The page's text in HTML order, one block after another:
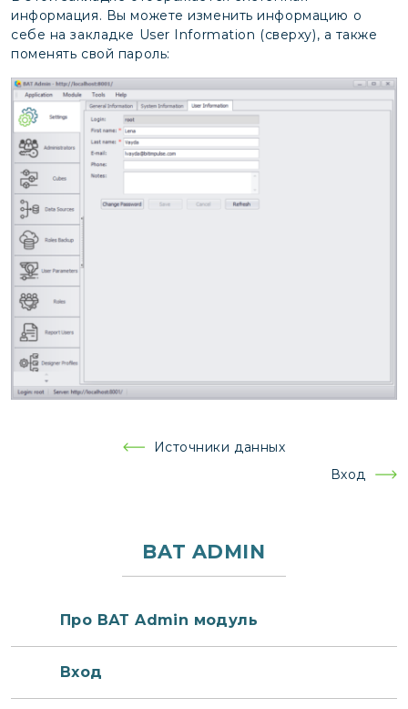
информация. Вы можете изменить информацию о
себе на закладке User Information (сверху), а также
поменять свой пароль:
Навигация
Источники данных
Вход
BAT ADMIN
Про ВАТ Admin модуль
Вход